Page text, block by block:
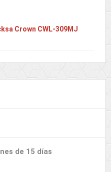
Crown CWL-309MJ
de 15 días